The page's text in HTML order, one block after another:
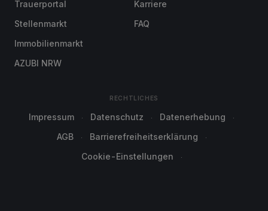
Trauerportal
Stellenmarkt
Immobilienmarkt
AZUBI NRW
Karriere
FAQ
RECHTLICHES
Impressum Datenschutz
Datenerhebung
AGB
Barrierefreiheitserklärung
Cookie-Einstellungen